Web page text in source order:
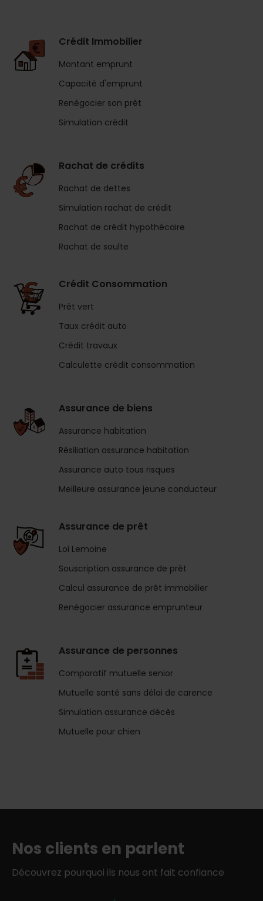
Crédit Immobilier
Montant emprunt
Capacité d'emprunt
Renégocier son prêt
Simulation crédit
Rachat de crédits
Rachat de dettes
Simulation rachat de crédit
Rachat de crédit hypothécaire
Rachat de soulte
Crédit Consommation
Prêt vert
Taux crédit auto
Crédit travaux
Calculette crédit consommation
Assurance de biens
Assurance habitation
Résiliation assurance habitation
Assurance auto tous risques
Meilleure assurance jeune conducteur
Assurance de prêt
Loi Lemoine
Souscription assurance de prêt
Calcul assurance de prêt immobilier
Renégocier assurance emprunteur
Assurance de personnes
Comparatif mutuelle senior
Mutuelle santé sans délai de carence
Simulation assurance décès
Mutuelle pour chien
Nos clients en parlent
Découvrez pourquoi ils nous ont fait confiance